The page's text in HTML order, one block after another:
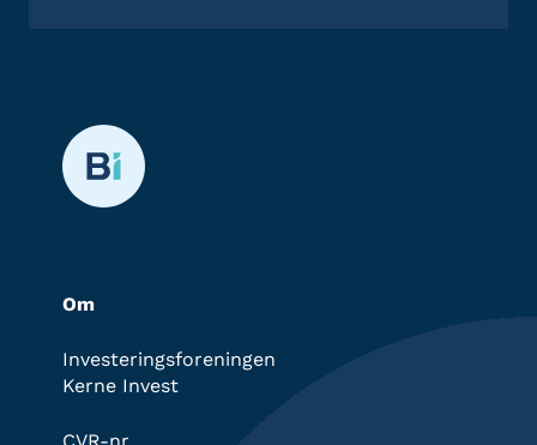
Om
Investeringsforeningen
Kerne Invest